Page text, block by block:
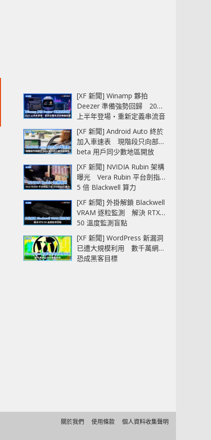
[XF 新聞] Winamp 夥拍
Deezer 準備強勢回歸 2027
上半年登場‧重新定義串流音
樂播放器
[XF 新聞] Android Auto 終於
加入車速表 現階段只向部分
beta 用戶同少數地區開放
[XF 新聞] NVIDIA Rubin 架構
曝光 Vera Rubin 平台劍指
5 倍 Blackwell 算力
[XF 新聞] 外掛解鎖 Blackwell
VRAM 逐粒監測 解決 RTX
50 溫度監測盲點
[XF 新聞] WordPress 新漏洞
已遭大規模利用 數千萬網站
恐成黑客目標
關於我們 使用條款 個人資料收集聲明